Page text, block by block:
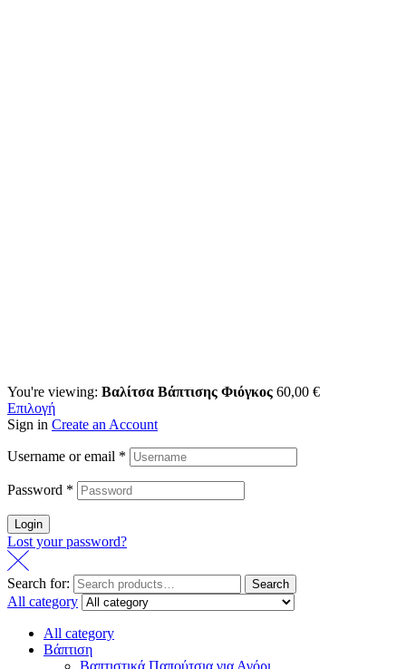
You're viewing: Βαλίτσα Βάπτισης Φιόγκος 60,00 €
Επιλογή
Sign in Create an Account
Username or email *
Password *
Login
Lost your password?
Search for: Search
All category
All category
Βάπτιση